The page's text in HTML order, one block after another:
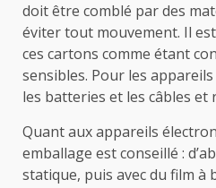
doit être comblé par des
éviter tout mouvement. Il
ces cartons comme étant
sensibles. Pour les
les batteries et les câbles et
Quant aux appareils
emballage est conseillé :
statique, puis avec du film à